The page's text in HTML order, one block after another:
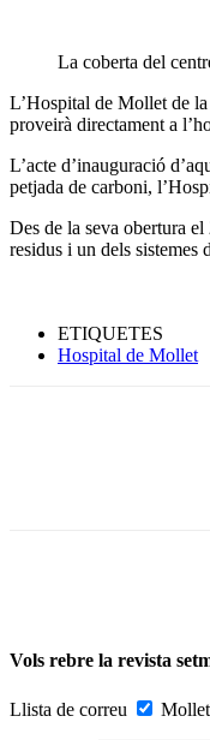
La coberta del
L’Hospital de Mollet de
proveirà directament a
L’acte d’inauguració
petjada de carboni,
Des de la seva obertura
residus i un dels sistemes
ETIQUETES
Hospital de Mollet
Vols rebre la revista
Llista de correu